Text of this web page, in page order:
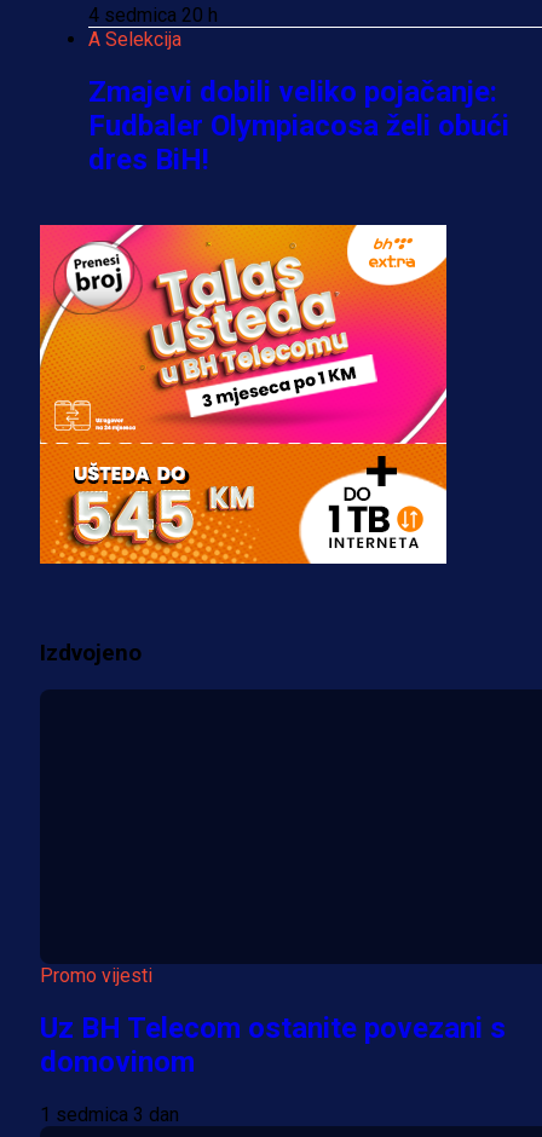
4 sedmica 20 h
A Selekcija
Zmajevi dobili veliko pojačanje:
Fudbaler Olympiacosa želi obući
dres BiH!
Premijer liga BiH
Misimović priveden: SIPA ga tereti
za pranje novca, pretresaju
prostorije FK Borac!
2 sedmica 3 dan
Reprezentacije
Bio je uhapšen s Tijanom Ajfon u
BiH, a sada sudi finale Svjetskog
prvenstva!
Više vijesti
Izdvojeno
Promo vijesti
Uz BH Telecom ostanite povezani s
domovinom
1 sedmica 3 dan